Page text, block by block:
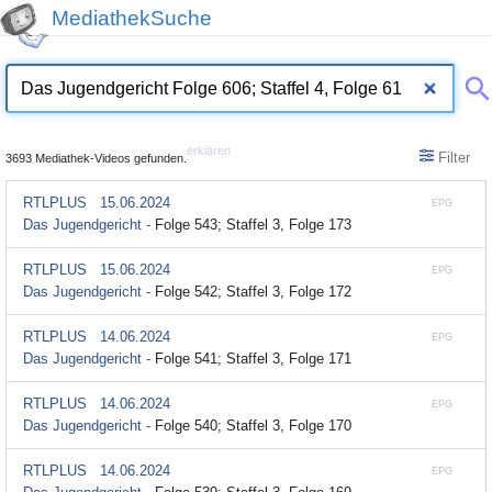
MediathekSuche
3693 Mediathek-Videos gefunden.
erklären Filter
EPG
RTLPLUS
15.06.2024
Das Jugendgericht - Folge 543; Staffel 3, Folge 173
EPG
RTLPLUS
15.06.2024
Das Jugendgericht - Folge 542; Staffel 3, Folge 172
EPG
RTLPLUS
14.06.2024
Das Jugendgericht - Folge 541; Staffel 3, Folge 171
EPG
RTLPLUS
14.06.2024
Das Jugendgericht - Folge 540; Staffel 3, Folge 170
EPG
RTLPLUS
14.06.2024